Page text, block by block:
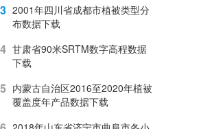
3 2001年四川省成都市植被类型分
布数据下载
4 甘肃省90米SRTM数字高程数据
下载
5 内蒙古自治区2016至2020年植被
覆盖度年产品数据下载